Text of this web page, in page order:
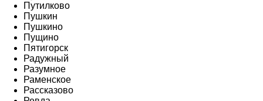
Путилково
Пушкин
Пушкино
Пущино
Пятигорск
Радужный
Разумное
Раменское
Рассказово